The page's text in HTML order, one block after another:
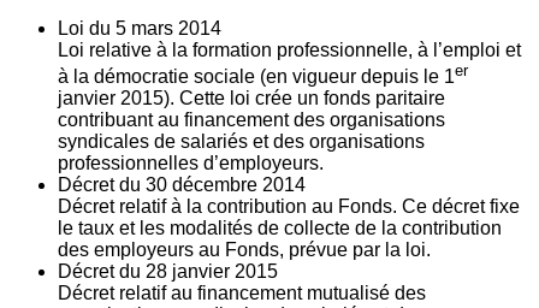
Loi du 5 mars 2014
Loi relative à la formation professionnelle, à l’emploi et
à la démocratie sociale (en vigueur depuis le 1er
janvier 2015). Cette loi crée un fonds paritaire
contribuant au financement des organisations
syndicales de salariés et des organisations
professionnelles d’employeurs.
Décret du 30 décembre 2014
Décret relatif à la contribution au Fonds. Ce décret fixe
le taux et les modalités de collecte de la contribution
des employeurs au Fonds, prévue par la loi.
Décret du 28 janvier 2015
Décret relatif au financement mutualisé des